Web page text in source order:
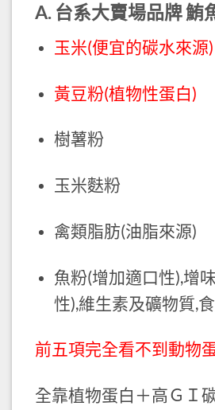
A. 台系大賣場品牌 鮪
玉米(便宜的碳水來源)
黃豆粉(植物性蛋白)
樹薯粉
玉米麩粉
禽類脂肪(油脂來源)
魚粉(增加適口性),增
性),維生素及礦物質,
前五項完全看不到動物
全靠植物蛋白＋高ＧＩ